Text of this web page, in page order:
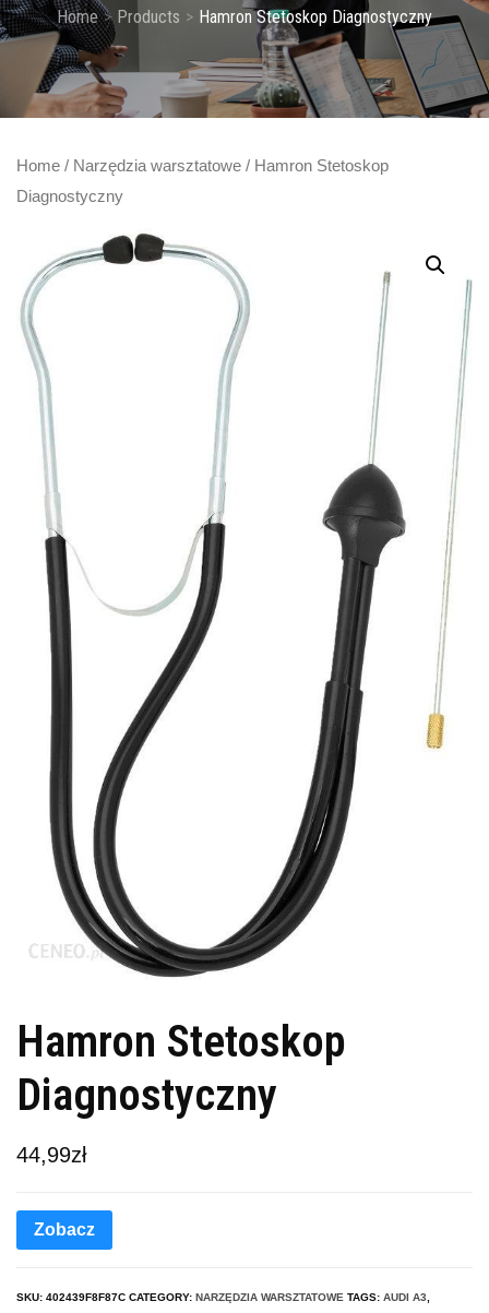
Home Products Hamron Stetoskop Diagnostyczny
Home / Narzędzia warsztatowe / Hamron Stetoskop
Diagnostyczny
Hamron Stetoskop
Diagnostyczny
44,99zł
Zobacz
SKU: 402439F8F87C CATEGORY: NARZĘDZIA WARSZTATOWE TAGS: AUDI A3